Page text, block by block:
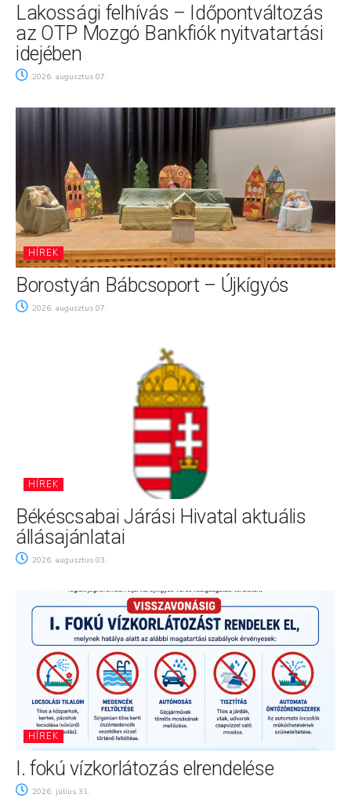
Lakossági felhívás – Időpontváltozás
az OTP Mozgó Bankfiók nyitvatartási
idejében
2026. augusztus 07.
HÍREK
Borostyán Bábcsoport – Újkígyós
2026. augusztus 07.
HÍREK
Békéscsabai Járási Hivatal aktuális
állásajánlatai
2026. augusztus 03.
HÍREK
I. fokú vízkorlátozás elrendelése
2026. július 31.